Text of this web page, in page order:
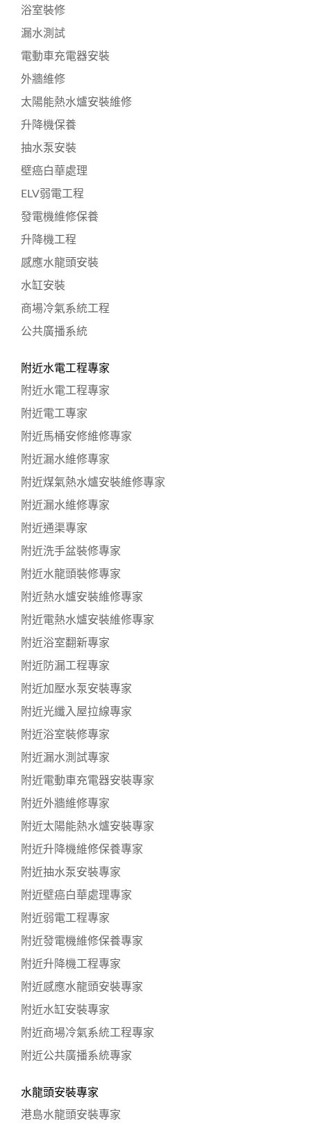
浴室裝修
漏水測試
電動車充電器安裝
外牆維修
太陽能熱水爐安裝維修
升降機保養
抽水泵安裝
壁癌白華處理
ELV弱電工程
發電機維修保養
升降機工程
感應水龍頭安裝
水缸安裝
商場冷氣系統工程
公共廣播系統
附近水電工程專家
附近水電工程專家
附近電工專家
附近馬桶安修維修專家
附近漏水維修專家
附近煤氣熱水爐安裝維修專家
附近漏水維修專家
附近通渠專家
附近洗手盆裝修專家
附近水龍頭裝修專家
附近熱水爐安裝維修專家
附近電熱水爐安裝維修專家
附近浴室翻新專家
附近防漏工程專家
附近加壓水泵安裝專家
附近光纖入屋拉線專家
附近浴室裝修專家
附近漏水測試專家
附近電動車充電器安裝專家
附近外牆維修專家
附近太陽能熱水爐安裝專家
附近升降機維修保養專家
附近抽水泵安裝專家
附近壁癌白華處理專家
附近弱電工程專家
附近發電機維修保養專家
附近升降機工程專家
附近感應水龍頭安裝專家
附近水缸安裝專家
附近商場冷氣系統工程專家
附近公共廣播系統專家
水龍頭安裝專家
港島水龍頭安裝專家